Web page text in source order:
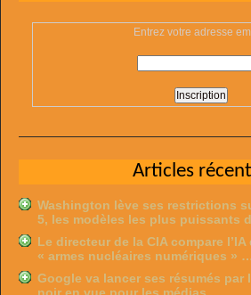
Entrez votre adresse
Articles
Washington lève ses restrictions
5, les modèles les plus puissants
Le directeur de la CIA compare
« armes nucléaires numériques »
Google va lancer ses résumés par